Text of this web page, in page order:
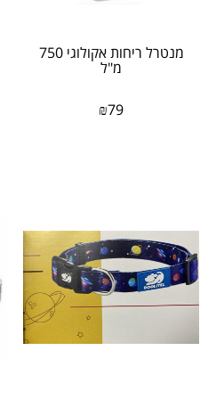
מנטרל ריחות אקולוגי 750
מ"ל
₪79